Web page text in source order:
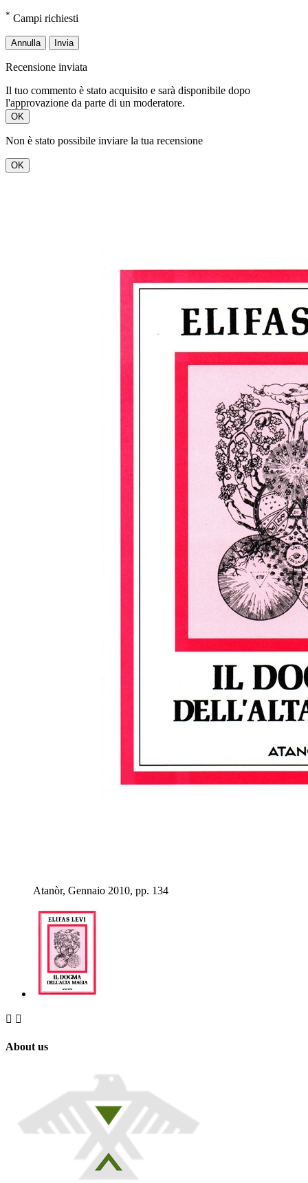
* Campi richiesti
Annulla Invia
Recensione inviata
Il tuo commento è stato acquisito e sarà disponibile dopo
l'approvazione da parte di un moderatore.
OK
Non è stato possibile inviare la tua recensione
OK
Atanòr, Gennaio 2010, pp. 134
 
About us